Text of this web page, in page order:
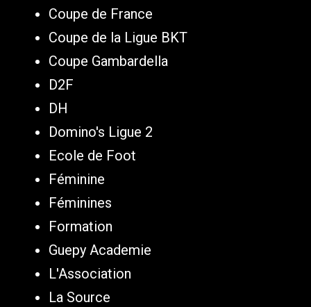
Coupe de France
Coupe de la Ligue BKT
Coupe Gambardella
D2F
DH
Domino's Ligue 2
Ecole de Foot
Féminine
Féminines
Formation
Guepy Academie
L'Association
La Source